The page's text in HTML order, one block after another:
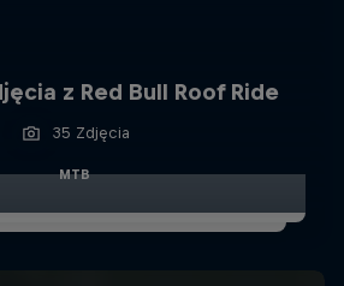
z Red Bull Roof Ride
35 Zdjęcia
MTB